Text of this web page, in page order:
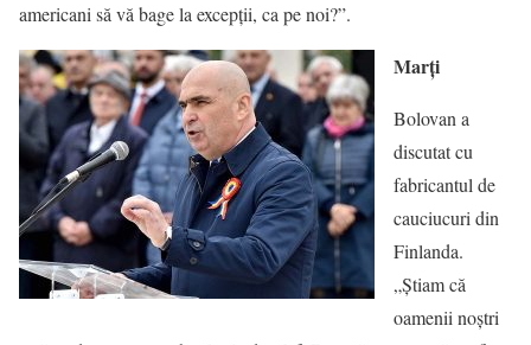
americani să vă bage la excepții, ca pe noi?”.
Marți
Bolovan a
discutat cu
fabricantul de
cauciucuri din
Finlanda.
„Știam că
oamenii noștri